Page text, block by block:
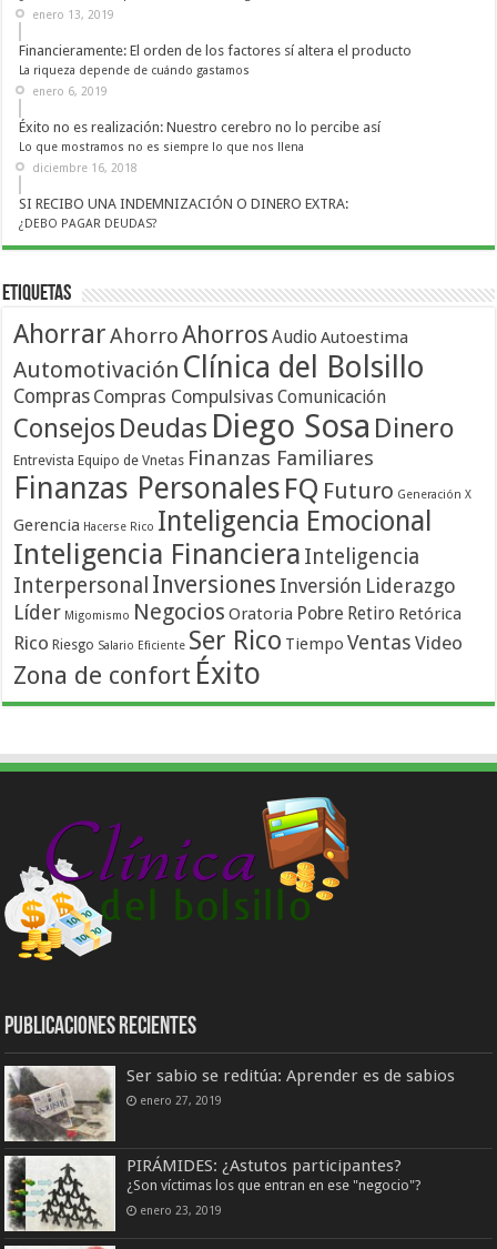
enero 13, 2019
Financieramente: El orden de los factores sí altera el producto
La riqueza depende de cuándo gastamos
enero 6, 2019
Éxito no es realización: Nuestro cerebro no lo percibe así
Lo que mostramos no es siempre lo que nos llena
diciembre 16, 2018
SI RECIBO UNA INDEMNIZACIÓN O DINERO EXTRA:
¿DEBO PAGAR DEUDAS?
Etiquetas
AhorrarAhorroAhorros Audio Autoestima
Automotivación Clínica del Bolsillo
Compras Compras Compulsivas Comunicación
Consejos Deudas Diego Sosa Dinero
Entrevista Equipo de Vnetas Finanzas Familiares
Finanzas Personales FQ Futuro Generación X
Gerencia Hacerse Rico Inteligencia Emocional
Inteligencia Financiera Inteligencia
Interpersonal Inversiones Inversión Liderazgo
Líder Migomismo Negocios Oratoria Pobre Retiro Retórica
Rico Riesgo Salario Eficiente Ser Rico Tiempo Ventas Video
Zona de confort Éxito
Publicaciones Recientes
Ser sabio se reditúa: Aprender es de sabios
enero 27, 2019
PIRÁMIDES: ¿Astutos participantes?
¿Son víctimas los que entran en ese "negocio"?
enero 23, 2019